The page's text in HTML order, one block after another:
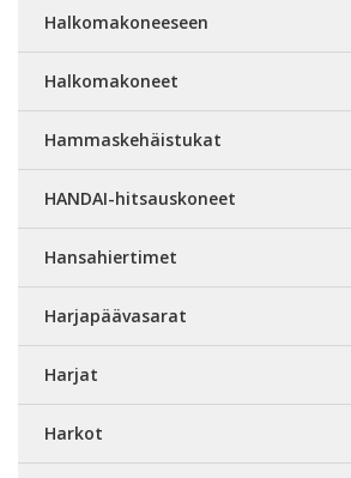
Halkomakoneeseen
Halkomakoneet
Hammaskehäistukat
HANDAI-hitsauskoneet
Hansahiertimet
Harjapäävasarat
Harjat
Harkot